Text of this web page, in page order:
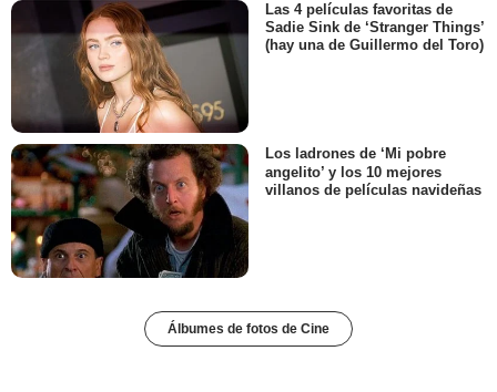
Las 4 películas favoritas de
Sadie Sink de ‘Stranger Things’
(hay una de Guillermo del Toro)
Los ladrones de ‘Mi pobre
angelito’ y los 10 mejores
villanos de películas navideñas
Álbumes de fotos de Cine